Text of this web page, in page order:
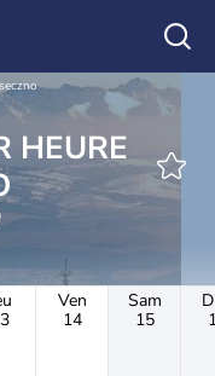
HEURE
Ven
14
Sam
15